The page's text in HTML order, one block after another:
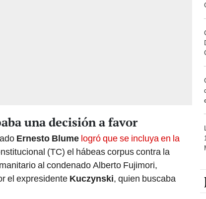
una decisión a favor
Ernesto Blume logró que se incluya en la
(TC) el hábeas corpus contra la
al condenado Alberto Fujimori,
el expresidente Kuczynski, quien buscaba